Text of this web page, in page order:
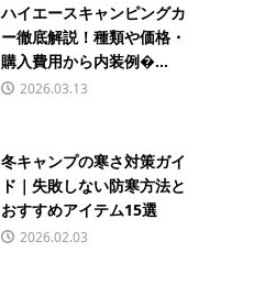
ハイエースキャンピングカ
ー徹底解説！種類や価格・
購入費用から内装例�...
2026.03.13
冬キャンプの寒さ対策ガイ
ド｜失敗しない防寒方法と
おすすめアイテム15選
2026.02.03